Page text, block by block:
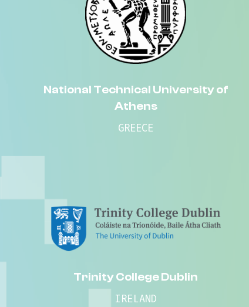
National Technical University of
Athens
GREECE
Trinity College Dublin
IRELAND